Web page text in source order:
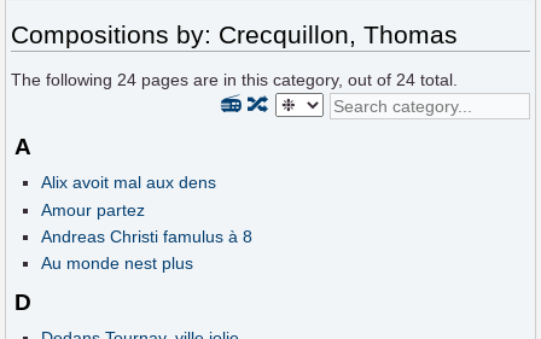
Compositions by: Crecquillon, Thomas
The following 24 pages are in this category, out of 24 total.
🔀
📻
A
Alix avoit mal aux dens
Amour partez
Andreas Christi famulus à 8
Au monde nest plus
D